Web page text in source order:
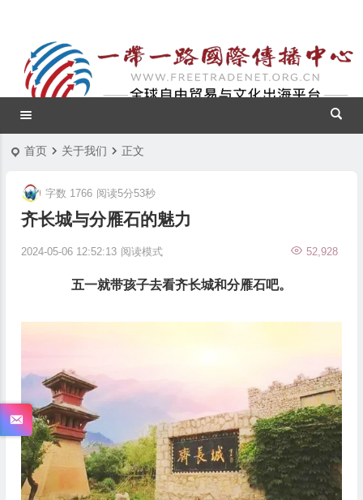
首页 关于我们 正文
齐长城与分雁石的魅力
2024-05-06 12:52:13 52,928
字数 1766 阅读5分53秒
阅读模式
五一就带孩子去看齐长城和分雁石吧。